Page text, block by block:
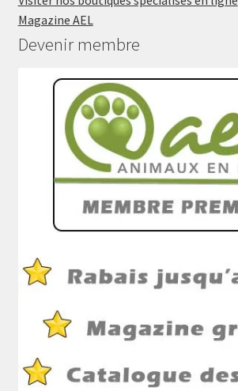
Magazine AEL
Devenir membre